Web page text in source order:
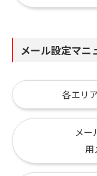
メール設定マニ
各エリ
メー
用